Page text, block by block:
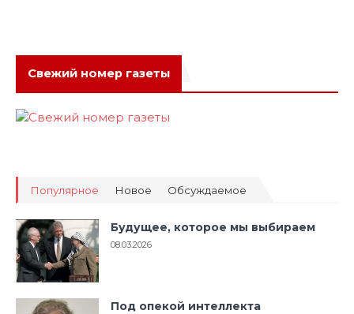
Свежий номер газеты
Популярное Новое Обсуждаемое
Будущее, которое мы выбираем
08.03.2026
Под опекой интеллекта